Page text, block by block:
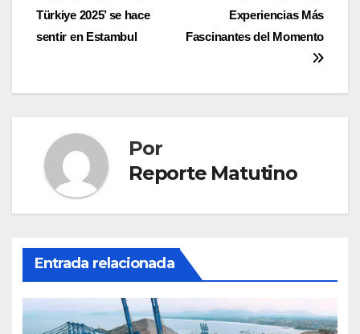
de
entradas
Experiencias Más
Fascinantes del Momento
Türkiye 2025’ se hace
sentir en Estambul
Por
Reporte Matutino
Entrada relacionada